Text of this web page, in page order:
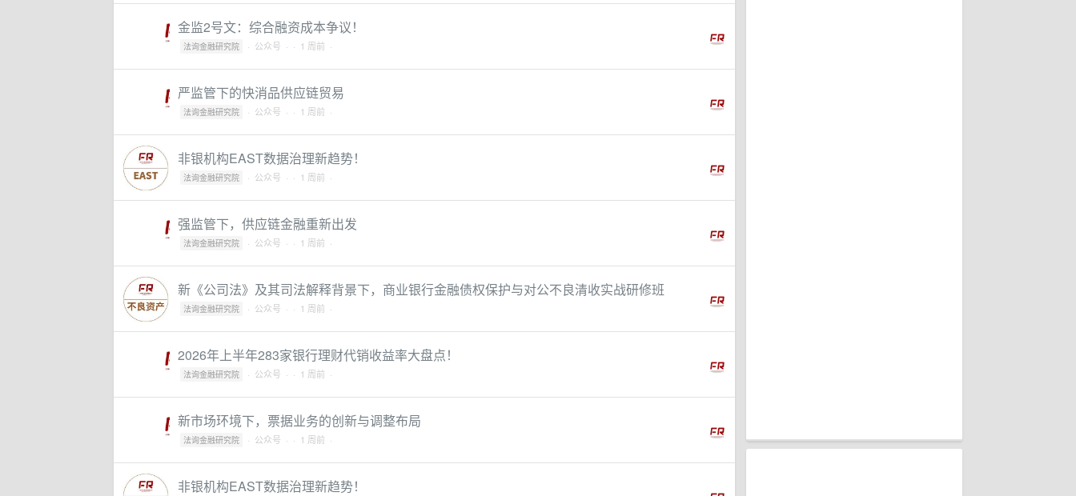
金监2号文：综合融资成本争议！
法询金融研究院 · 公众号 · · 1 周前 ·
严监管下的快消品供应链贸易
法询金融研究院 · 公众号 · · 1 周前 ·
非银机构EAST数据治理新趋势！
法询金融研究院 · 公众号 · · 1 周前 ·
强监管下，供应链金融重新出发
法询金融研究院 · 公众号 · · 1 周前 ·
新《公司法》及其司法解释背景下，商业银行金融债权保护与对公不良清收实战研修班
法询金融研究院 · 公众号 · · 1 周前 ·
2026年上半年283家银行理财代销收益率大盘点！
法询金融研究院 · 公众号 · · 1 周前 ·
新市场环境下，票据业务的创新与调整布局
法询金融研究院 · 公众号 · · 1 周前 ·
非银机构EAST数据治理新趋势！